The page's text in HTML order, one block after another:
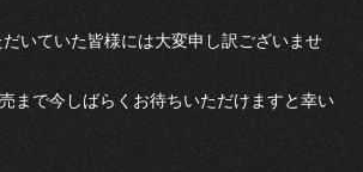
いていた皆様には大変申し訳ございませ
まで今しばらくお待ちいただけますと幸い